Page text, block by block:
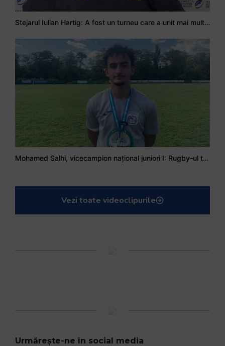
Stejarul Iulian Hartig: A fost un turneu care a unit mai mult echipa
Mohamed Salhi, vicecampion național juniori I: Rugby-ul te învață să accepți și înfrângerile
Vezi toate videoclipurile
Urmărește-ne în social media